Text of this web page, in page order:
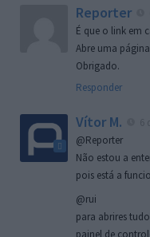
Reporter
É que o link em
Abre uma
Obrigado.
Responder
Vítor M.
@Reporter
Não estou a
pois está a
@rui
para abrires
painel de